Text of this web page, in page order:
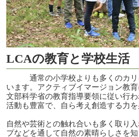
LCAの教育と学校生活
通常の小学校よりも多くのカリ
います。アクティブイマージョン教
文部科学省の教育指導要領に従い行
活動も豊富で、自ら考え創造する力を
自然や芸術との触れ合いも多く取り
プなどを通して自然の素晴らしさを